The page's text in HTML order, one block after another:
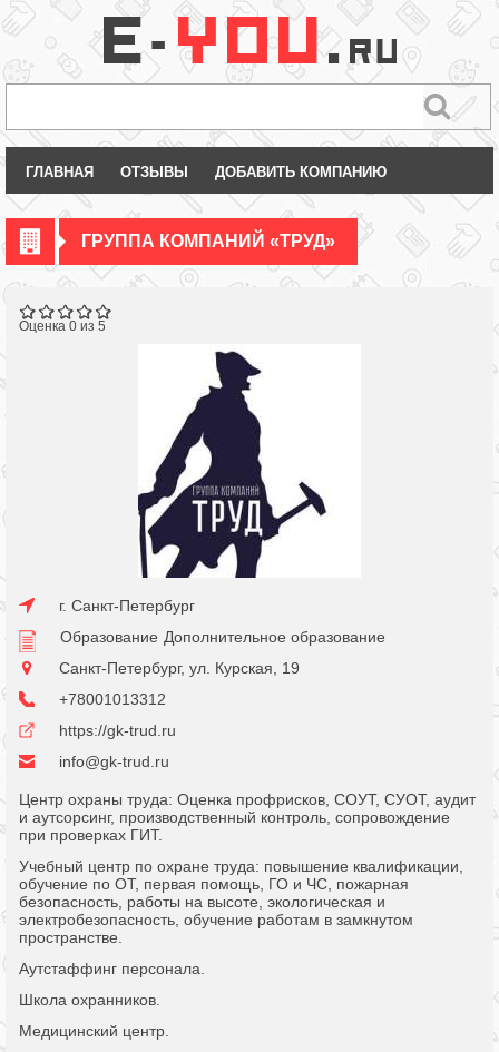
ГЛАВНАЯ ОТЗЫВЫ ДОБАВИТЬ КОМПАНИЮ
ГРУППА КОМПАНИЙ «ТРУД»
Оценка 0 из 5
г. Санкт-Петербург
Образование Дополнительное образование
Санкт-Петербург, ул. Курская, 19
+78001013312
https://gk-trud.ru
info@gk-trud.ru
Центр охраны труда: Оценка профрисков, СОУТ, СУОТ, аудит
и аутсорсинг, производственный контроль, сопровождение
при проверках ГИТ.
Учебный центр по охране труда: повышение квалификации,
обучение по ОТ, первая помощь, ГО и ЧС, пожарная
безопасность, работы на высоте, экологическая и
электробезопасность, обучение работам в замкнутом
пространстве.
Аутстаффинг персонала.
Школа охранников.
Медицинский центр.